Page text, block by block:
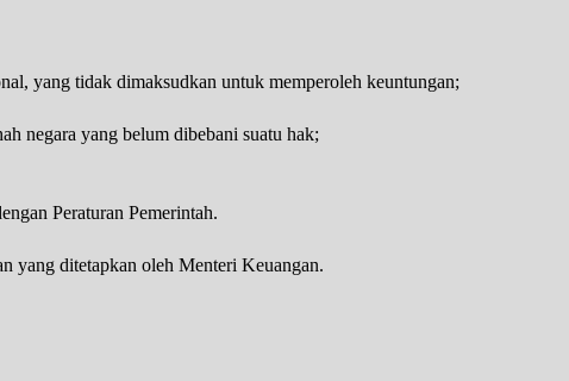
yang tidak dimaksudkan untuk memperoleh keuntungan;
negara yang belum dibebani suatu hak;
Peraturan Pemerintah.
yang ditetapkan oleh Menteri Keuangan.